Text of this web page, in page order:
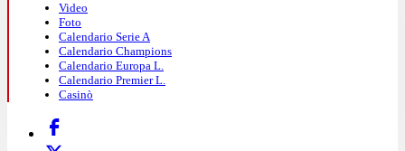
Video
Foto
Calendario Serie A
Calendario Champions
Calendario Europa L.
Calendario Premier L.
Casinò